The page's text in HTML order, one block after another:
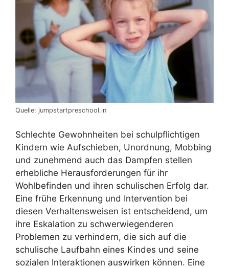
Quelle: jumpstartpreschool.in
Schlechte Gewohnheiten bei schulpflichtigen
Kindern wie Aufschieben, Unordnung, Mobbing
und zunehmend auch das Dampfen stellen
erhebliche Herausforderungen für ihr
Wohlbefinden und ihren schulischen Erfolg dar.
Eine frühe Erkennung und Intervention bei
diesen Verhaltensweisen ist entscheidend, um
ihre Eskalation zu schwerwiegenderen
Problemen zu verhindern, die sich auf die
schulische Laufbahn eines Kindes und seine
sozialen Interaktionen auswirken können. Eine